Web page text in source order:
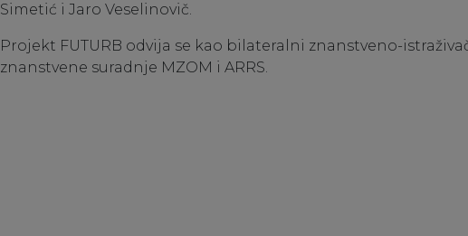
Simetić i Jaro Veselinovič.
Projekt FUTURB odvija se kao bilateralni znanstveno-
znanstvene suradnje MZOM i ARRS.